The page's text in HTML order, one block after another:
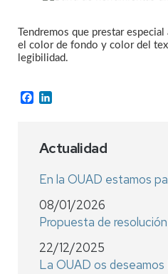
Tendremos que prestar
el color de fondo y color del
legibilidad.
Facebook
Actualidad
En la OUAD estamos
08/01/2026
Propuesta de
22/12/2025
La OUAD os